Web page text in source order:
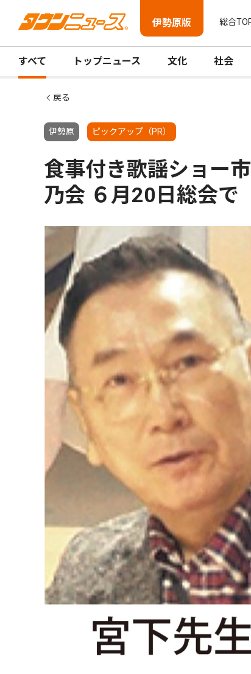
伊勢原版 総合
すべて トップニュース 文化 社会
戻る
伊勢原 ピックアップ（PR）
食事付き歌謡ショー
乃会 ６月20日総会で